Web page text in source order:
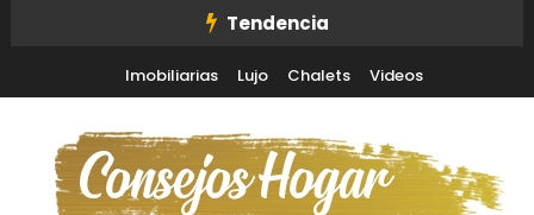
Tendencia
Imobiliarias Lujo Chalets Videos